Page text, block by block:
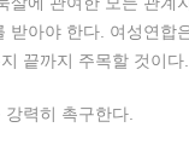
아야 한다. 여성연합
끝까지 주목할 것이다.
력히 촉구한다.